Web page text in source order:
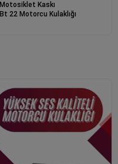
Motosiklet Kaskı
Bt 22 Motorcu Kulaklığı